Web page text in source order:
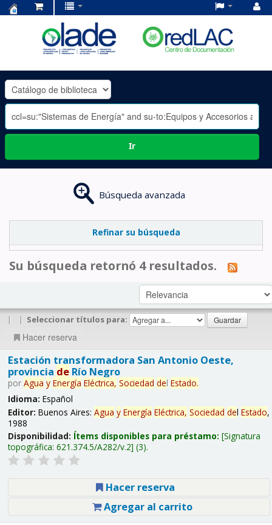
OLADE
-
Ir
Búsqueda avanzada
Refinar su búsqueda
Su búsqueda retornó 4 resultados.
| | Seleccionar títulos para:
Hacer reserva
Estación transformadora San Antonio Oeste,
provincia deRío Negro
por Agua y Energía Eléctrica, Sociedad del Estado.
Idioma: Español
Editor: Buenos Aires: Agua y Energía Eléctrica, Sociedad del Estado,
1988
Disponibilidad: Ítems disponibles para préstamo: Signatura
topográfica: 621.374.5/A282/v.2 (3).
Hacer reserva
Agregar al carrito